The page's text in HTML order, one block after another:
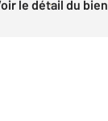
Voir le détail du bien